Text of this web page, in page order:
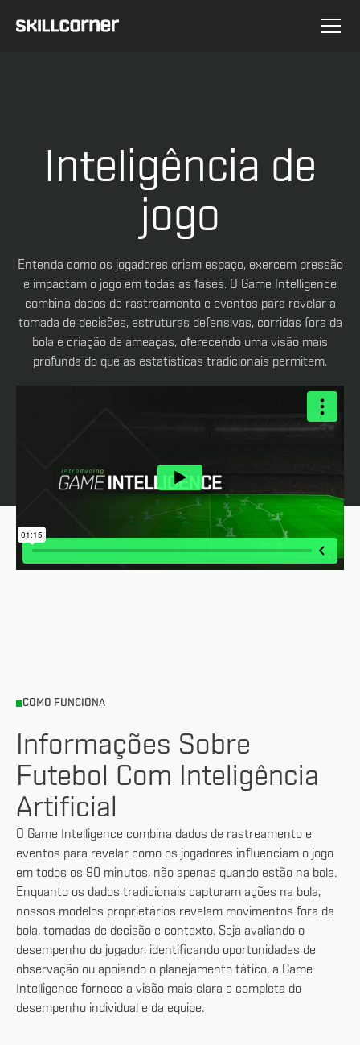
Inteligência de
jogo
Entenda como os jogadores criam espaço, exercem pressão
e impactam o jogo em todas as fases. O Game Intelligence
combina dados de rastreamento e eventos para revelar a
tomada de decisões, estruturas defensivas, corridas fora da
bola e criação de ameaças, oferecendo uma visão mais
profunda do que as estatísticas tradicionais permitem.
COMO FUNCIONA
Informações Sobre
Futebol Com Inteligência
Artificial
O Game Intelligence combina dados de rastreamento e
eventos para revelar como os jogadores influenciam o jogo
em todos os 90 minutos, não apenas quando estão na bola.
Enquanto os dados tradicionais capturam ações na bola,
nossos modelos proprietários revelam movimentos fora da
bola, tomadas de decisão e contexto. Seja avaliando o
desempenho do jogador, identificando oportunidades de
observação ou apoiando o planejamento tático, a Game
Intelligence fornece a visão mais clara e completa do
desempenho individual e da equipe.